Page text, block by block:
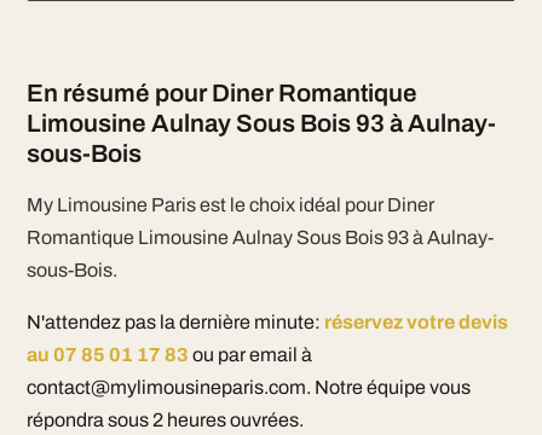
En résumé pour Diner Romantique
Limousine Aulnay Sous Bois 93 à Aulnay-
sous-Bois
My Limousine Paris est le choix idéal pour Diner
Romantique Limousine Aulnay Sous Bois 93 à Aulnay-
sous-Bois.
N'attendez pas la dernière minute: réservez votre devis
au 07 85 01 17 83 ou par email à
contact@mylimousineparis.com. Notre équipe vous
répondra sous 2 heures ouvrées.